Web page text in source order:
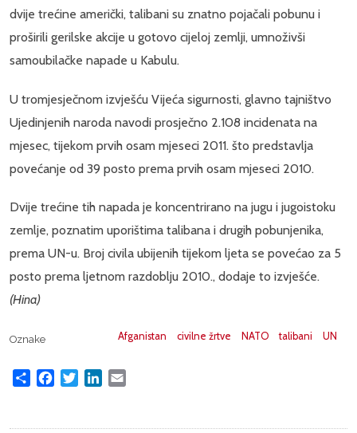
dvije trećine američki, talibani su znatno pojačali pobunu i
proširili gerilske akcije u gotovo cijeloj zemlji, umnoživši
samoubilačke napade u Kabulu.
U tromjesječnom izvješću Vijeća sigurnosti, glavno tajništvo
Ujedinjenih naroda navodi prosječno 2.108 incidenata na
mjesec, tijekom prvih osam mjeseci 2011. što predstavlja
povećanje od 39 posto prema prvih osam mjeseci 2010.
Dvije trećine tih napada je koncentrirano na jugu i jugoistoku
zemlje, poznatim uporištima talibana i drugih pobunjenika,
prema UN-u. Broj civila ubijenih tijekom ljeta se povećao za 5
posto prema ljetnom razdoblju 2010., dodaje to izvješće.
(Hina)
Oznake Afganistan civilne žrtve NATO talibani UN
Share FacebookTwitterLinkedIn